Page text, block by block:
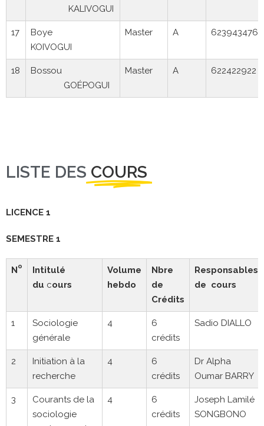
KALIVOGUI
17
Boye
KOIVOGUI
Master A 623943476
18
Bossou
GOÉPOGUI
Master A 622422922
LISTE DES COURS
LICENCE 1
SEMESTRE 1
No
Intitulé
du cours
Volume
hebdo
Nbre
de
Crédits
Responsables
de cours
1
Sociologie
générale
4
6
crédits
Sadio DIALLO
2
Initiation à la
recherche
4
6
crédits
Dr Alpha
Oumar BARRY
3
Courants de la
sociologie
4
6
crédits
Joseph Lamilé
SONGBONO